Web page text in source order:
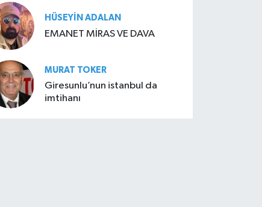
HÜSEYIN ADALAN
EMANET MİRAS VE DAVA
MURAT TOKER
Giresunlu’nun istanbul da
imtihanı